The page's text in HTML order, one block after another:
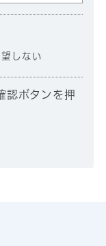
しない
認ボタンを押